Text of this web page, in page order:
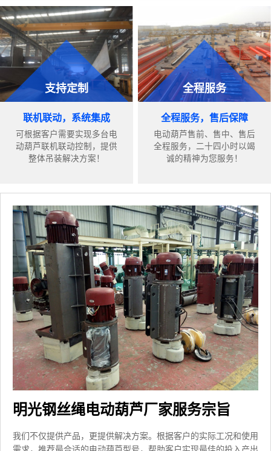
支持定制
联机联动，系统集成
可根据客户需要实现多台电
动葫芦联机联动控制，提供
整体吊装解决方案！
全程服务
全程服务，售后保障
电动葫芦售前、售中、售后
全程服务，二十四小时以竭
诚的精神为您服务！
明光钢丝绳电动葫芦厂家服务宗旨
我们不仅提供产品，更提供解决方案。根据客户的实际工况和使用
需求，推荐最合适的电动葫芦型号，帮助客户实现最佳的投入产出